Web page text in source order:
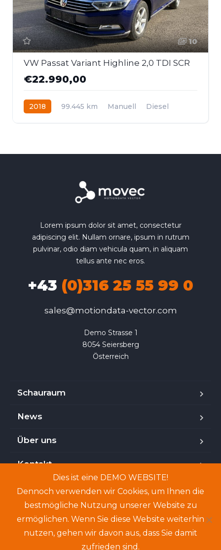
10
VW Passat Variant Highline 2,0 TDI SCR
€22.990,00
2018 99.445 km Manuell
Diesel
Lorem ipsum dolor sit amet, consectetur
adipiscing elit. Nullam ornare, ipsum in rutrum
pulvinar, odio diam vehicula quam, in aliquam
tellus ante nec eros.
+43 (0)316 25 55 99 0
sales@motiondata-vector.com
Demo Strasse 1
8054 Seiersberg
Österreich
Schauraum
News
Über uns
Kontakt
Copyright © 2024. Demo-Website. Genannte Personen
und Angebote sind frei erfunden.
Dies ist eine DEMO WEBSITE!
Dennoch verwenden wir Cookies, um Ihnen die
bestmögliche Nutzung unserer Website zu
ermöglichen. Wenn Sie diese Website weiterhin
nutzen, gehen wir davon aus, dass Sie damit
zufrieden sind.